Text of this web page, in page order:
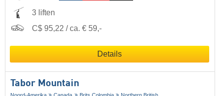
3 liften
C$ 95,22 / ca. € 59,-
Details
Tabor Mountain